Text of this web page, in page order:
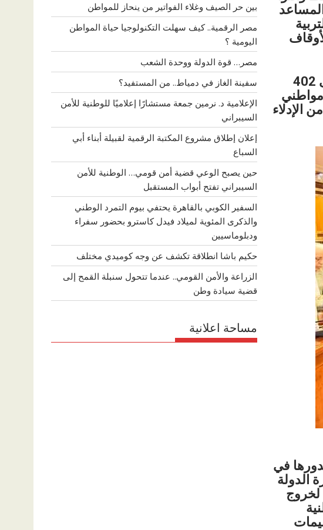
وأوضح محافظ أسيوط أن الانتخابات سوف تجري داخل 15 لجنة عامة مقسمة إلى 402
و955 ألف و21 ناخب من مواطني
من الإدلاء
في
الدولة
لخروج
بين حر الصيف وغلاء الفواتير من ينحاز للمواطن
مصر الرقمية.. كيف سهلت التكنولوجيا حياة المواطن
اليومية ؟
مصر… قوة الدولة ووحدة الشعب
سفينة الغاز في دمياط.. من المستفيد؟
الإعلامية د. نرمين جمعة مستشارًا إعلاميًا للوطنية للأمن
السيبراني
إعلان إطلاق مشروع المكتبة الرقمية لقبيلة أبناء أبي
السباع
حين يصبح الوعي قضية أمن قومي… الوطنية للأمن
السيبراني تفتح أبواب المستقبل
السفير الكوبي بالقاهرة يحتفي بيوم التمرد الوطني
والذكرى المئوية لميلاد فيدل كاسترو بحضور سفراء
ودبلوماسيين
حكيم باشا انطلاقة تكشف عن وجه كوميدي مختلف
الزراعة والأمن القومي.. عندما تتحول سنبلة القمح إلى
قضية سيادة وطن
مساحة اعلانية